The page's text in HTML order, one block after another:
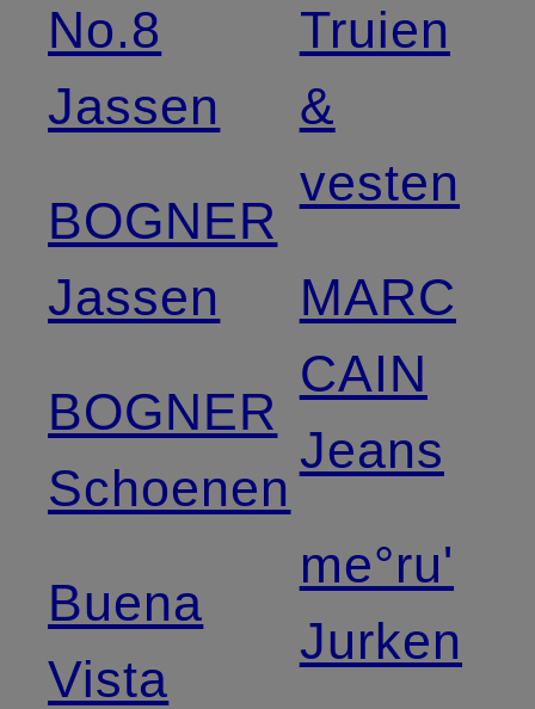
No.8
Jassen
BOGNER
Jassen
BOGNER
Schoenen
Buena
Vista
Truien
&
vesten
MARC
CAIN
Jeans
me°ru'
Jurken